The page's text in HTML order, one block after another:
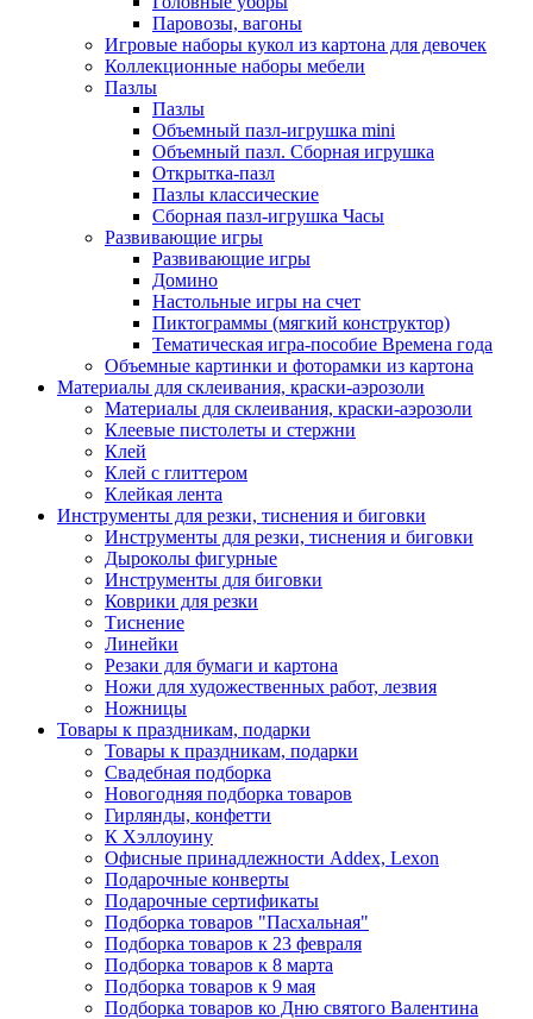
Паровозы, вагоны
Игровые наборы кукол из картона для девочек
Коллекционные наборы мебели
Пазлы
Пазлы
Объемный пазл-игрушка mini
Объемный пазл. Сборная игрушка
Открытка-пазл
Пазлы классические
Сборная пазл-игрушка Часы
Развивающие игры
Развивающие игры
Домино
Настольные игры на счет
Пиктограммы (мягкий конструктор)
Тематическая игра-пособие Времена года
Объемные картинки и фоторамки из картона
Материалы для склеивания, краски-аэрозоли
Материалы для склеивания, краски-аэрозоли
Клеевые пистолеты и стержни
Клей
Клей с глиттером
Клейкая лента
Инструменты для резки, тиснения и биговки
Инструменты для резки, тиснения и биговки
Дыроколы фигурные
Инструменты для биговки
Коврики для резки
Тиснение
Линейки
Резаки для бумаги и картона
Ножи для художественных работ, лезвия
Ножницы
Товары к праздникам, подарки
Товары к праздникам, подарки
Свадебная подборка
Новогодняя подборка товаров
Гирлянды, конфетти
К Хэллоуину
Офисные принадлежности Addex, Lexon
Подарочные конверты
Подарочные сертификаты
Подборка товаров "Пасхальная"
Подборка товаров к 23 февраля
Подборка товаров к 8 марта
Подборка товаров к 9 мая
Подборка товаров ко Дню святого Валентина